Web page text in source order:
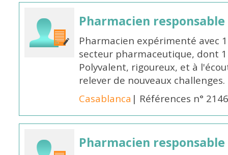
Pharmacien responsable
Pharmacien expérimenté avec
secteur pharmaceutique, dont
Polyvalent, rigoureux, et à
relever de nouveaux
Casablanca | Références n°
Pharmacien responsable